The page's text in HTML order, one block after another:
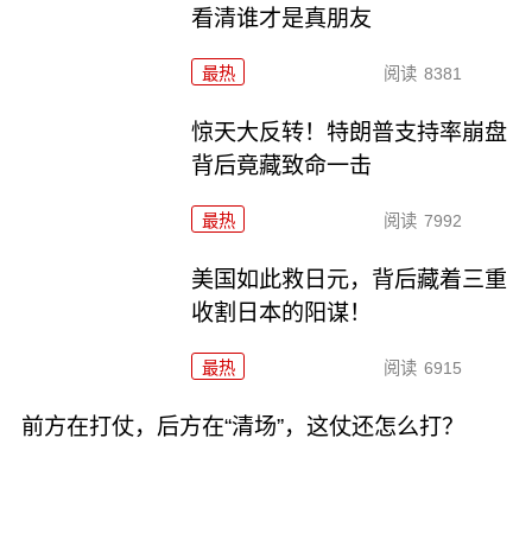
看清谁才是真朋友
最热 阅读 8381
惊天大反转！特朗普支持率崩盘
背后竟藏致命一击
最热 阅读 7992
美国如此救日元，背后藏着三重
收割日本的阳谋！
最热 阅读 6915
前方在打仗，后方在“清场”，这仗还怎么打？